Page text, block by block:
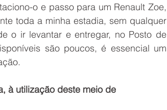
o e passo para um Renault Zoe,
toda a minha estadia, sem qualquer
o ir levantar e entregar, no Posto de
são poucos, é essencial um
à utilização deste meio de